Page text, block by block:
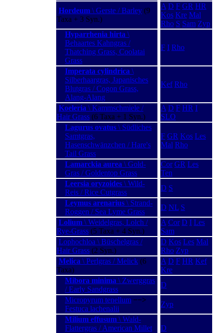
Hordeum \ Gerste / Barley (9
Taxa + 3 Syn.)
A D F GR HR
Kos Kre Mal
Rho S Sam Zyp
Hyparrhenia hirta \
Behaartes Kahngras /
Thatching Grass, Coolatai
Grass
F I Rho
Imperata cylindrica \
Silberhaargras, Japanisches
Blutgras / Cogon Grass,
Alang-Alang
Kef Rho
Koeleria \ Kammschmiele /
Hair Grass (6 Taxa + 1 Syn.)
A D F HR I
SLO
Lagurus ovatus \ Südliches
Samtgras,
Hasenschwänzchen / Hare's
Tail Grass
F GR Kos Les
Mal Rho
Lamarckia aurea \ Gold-
Gras / Goldentop Grass
Cor GR Les
Ten
Leersia oryzoides \ Wild-
Reis / Rice Cutgrass
D S
Leymus arenarius \ Strand-
Roggen / Sea Lyme Grass
D NL S
Lolium \ Weidelgras, Lolch /
Rye-Grass (5 Taxa + 4 Syn.)
A Cor D I Les
Sam
Lophochloa \ Büschelgras /
Hair Grass (2 Syn.)
D Kos Les Mal
Rho Zyp
Melica \ Perlgras / Melick (6
Taxa)
A D F HR Kef
Kre
Mibora minima \ Zwerggras
/ Early Sandgrass
D
Micropyrum tenellum −−>
Festuca lachenalii
Zyp
Milium effusum \ Wald-
Flattergras / American Millet
D